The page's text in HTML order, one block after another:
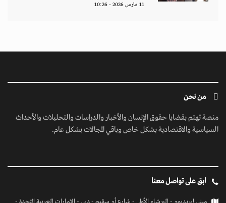
11 مارس 2026 - 10:26
من نحن
منصة تهتم بقضايا حقوق الإنسان والأخبار والدراسات والتحليلات والأحداث
السياسية والاقتصادية بشكل خاص وباقي المجالات بشكل عام.
ابق على تواصل معنا